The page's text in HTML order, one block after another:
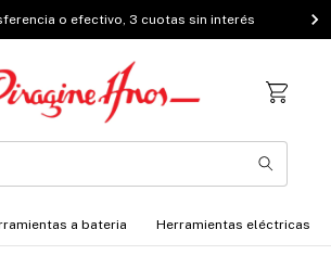
o efectivo, 3 cuotas sin interés
a bateria Herramientas eléctricas